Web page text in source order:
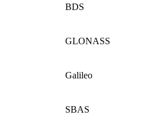
BDS
GLONASS
Galileo
SBAS